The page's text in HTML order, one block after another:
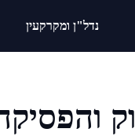
נדל"ן ומקרקעין